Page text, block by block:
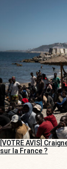
[VOTRE AVIS]
sur la France ?